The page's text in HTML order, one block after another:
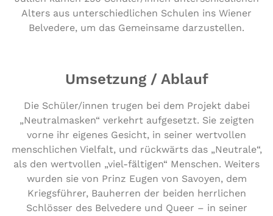
Alters aus unterschiedlichen Schulen ins Wiener
Belvedere, um das Gemeinsame darzustellen.
Umsetzung / Ablauf
Die Schüler/innen trugen bei dem Projekt dabei
„Neutralmasken“ verkehrt aufgesetzt. Sie zeigten
vorne ihr eigenes Gesicht, in seiner wertvollen
menschlichen Vielfalt, und rückwärts das „Neutrale“,
als den wertvollen „viel-fältigen“ Menschen. Weiters
wurden sie von Prinz Eugen von Savoyen, dem
Kriegsführer, Bauherren der beiden herrlichen
Schlösser des Belvedere und Queer – in seiner